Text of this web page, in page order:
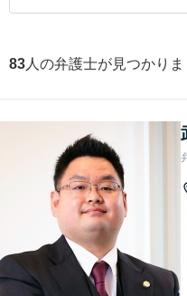
83 人の弁護士が見つかりま